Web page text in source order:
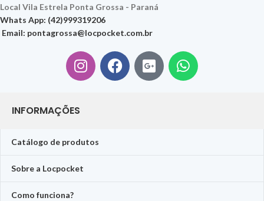
Local Vila Estrela Ponta Grossa - Paraná
Whats App: (42)999319206
Email: pontagrossa@locpocket.com.br
INFORMAÇÕES
Catálogo de produtos
Sobre a Locpocket
Como funciona?